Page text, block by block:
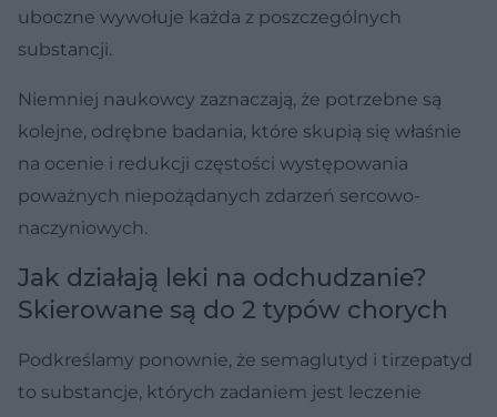
uboczne wywołuje każda z poszczególnych
substancji.
Niemniej naukowcy zaznaczają, że potrzebne są
kolejne, odrębne badania, które skupią się właśnie
na ocenie i redukcji częstości występowania
poważnych niepożądanych zdarzeń sercowo-
naczyniowych.
Jak działają leki na odchudzanie?
Skierowane są do 2 typów chorych
Podkreślamy ponownie, że semaglutyd i tirzepatyd
to substancje, których zadaniem jest leczenie